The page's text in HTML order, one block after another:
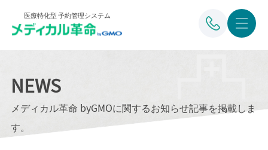
医療特化型 予約管理システム
NEWS
メディカル革命 byGMOに関するお知らせ記事を掲載しま
す。